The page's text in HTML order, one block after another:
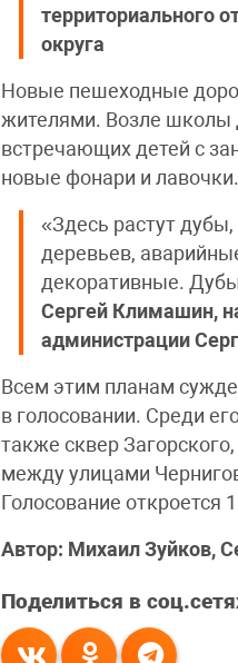
территориального
округа
Новые пешеходные
жителями. Возле школы
встречающих детей с
новые фонари и лавочки.
«Здесь растут
деревьев,
декоративные.
Сергей Климашин,
администрации
Всем этим планам
в голосовании. Среди
также сквер
между улицами
Голосование откроется
Автор: Михаил Зуйков,
Поделиться в